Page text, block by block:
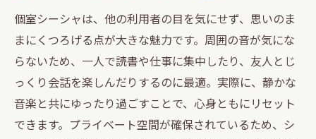
個室シーシャは、他の利用者の目を気にせず、思いのま
まにくつろげる点が大きな魅力です。周囲の音が気にな
らないため、一人で読書や仕事に集中したり、友人とじ
っくり会話を楽しんだりするのに最適。実際に、静かな
音楽と共にゆったり過ごすことで、心身ともにリセット
できます。プライベート空間が確保されているため、シ